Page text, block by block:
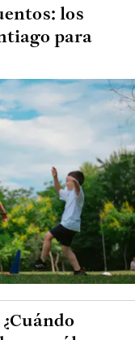
los
para